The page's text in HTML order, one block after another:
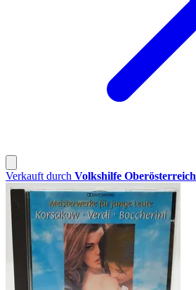
Verkauft durch Volkshilfe Oberösterreich